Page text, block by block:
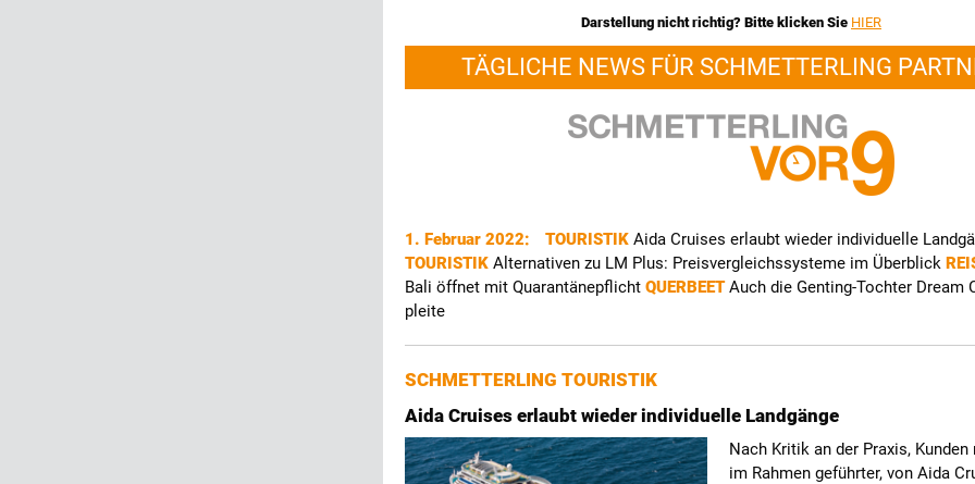
Darstellung nicht richtig? Bitte klicken Sie HIER
TÄGLICHE NEWS FÜR SCHMETTERLING
1. Februar 2022: TOURISTIK Aida Cruises erlaubt wieder individuelle
TOURISTIK Alternativen zu LM Plus: Preisvergleichssysteme im Überblick
Bali öffnet mit Quarantänepflicht QUERBEETAuch die Genting-Tochter Dream
pleite
SCHMETTERLING TOURISTIK
Aida Cruises erlaubt wieder individuelle Landgänge
Nach Kritik an der Praxis, Kunden
im Rahmen geführter, von Aida